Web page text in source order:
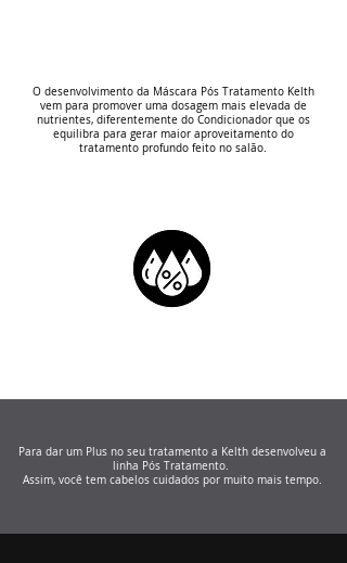
O desenvolvimento da Máscara Pós Tratamento Kelth
vem para promover uma dosagem mais elevada de
nutrientes, diferentemente do Condicionador que os
equilibra para gerar maior aproveitamento do
tratamento profundo feito no salão.
Para dar um Plus no seu tratamento a Kelth desenvolveu a
linha Pós Tratamento.
Assim, você tem cabelos cuidados por muito mais tempo.